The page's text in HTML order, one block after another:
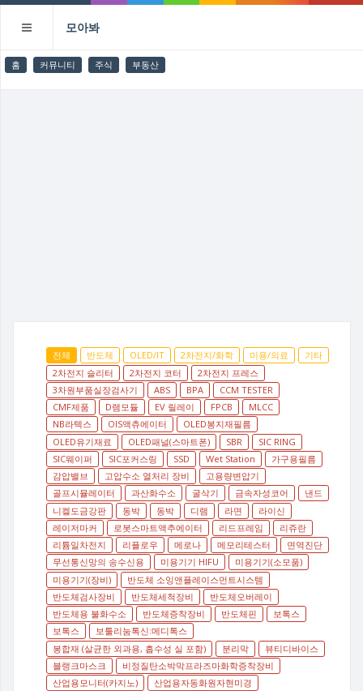
모아봐
홈 커뮤니티 주식 부동산
전체 반도체 OLED/IT 2차전지/화학 미용/의료
기타
2차전지 슬리터
2차전지 코터
2차전지 프레스
3차원부품실장검사기
ABS BPA
CCM TESTER
CMF제품
D램모듈 EV 릴레이 FPCB
MLCC
NB라텍스
OIS액츄에이터
OLED봉지재필름
OLED유기재료
OLED패널(스마트폰) SBR
SIC RING
SIC웨이퍼
SIC포커스링 SSD Wet Station
가구용필름
감압밸브
고압수소 열처리 장비
고용량변압기
골프시뮬레이터
과산화수소 굴삭기 금속자성코어
낸드
니켈도금강판
동박 동박 디램 라면
라이신
레이저마커
로봇스마트액추에이터 리드프레임
리쥬란
리튬일차전지
리플로우 메로나 메모리테스터
면역진단
무선통신망의 송수신용
미용기기 HIFU
미용기기(소모품)
미용기기(장비)
반도체 소잉앤플레이스먼트시스템
반도체검사장비
반도체세척장비
반도체오버레이
반도체용 불화수소
반도체증착장비 반도체핀
보톡스
보톡스
보툴리눔톡신:메디톡스
봉합재 (살균한 외과용, 흡수성 실 포함)
분리막
뷰티디바이스
블랭크마스크
비정질탄소박막프라즈마화학증착장비
산업용모니터(카지노)
산업용자동화원자현미경